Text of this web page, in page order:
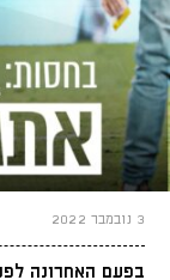
3 נובמבר 2022
בפעם האחרונה